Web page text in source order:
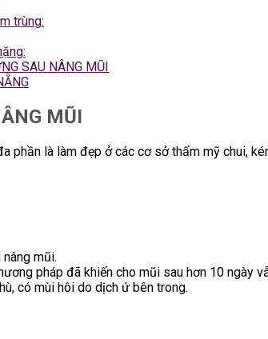
trùng:
SAU NÂNG MŨI
MŨI
phần là làm đẹp ở các cơ sở thẩm mỹ chui,
mũi.
pháp đã khiến cho mũi sau hơn 10 ngày
có mùi hôi do dịch ứ bên trong.